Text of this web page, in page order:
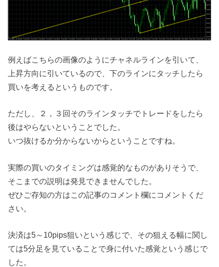
例えばこちらの画像のようにチャネルラインを引いて、
上昇方向に引いているので、下のラインにタッチしたら
買いを考えるというものです。
ただし、２，３回そのラインタッチでトレードをしたら
後はやらないということでした。
いつ抜けるか分からないからということですね。
実際の買いのタイミングは感覚的なものがありそうで、
そこまでの説明は発見できませんでした。
ぜひご存知の方はこの記事のコメント欄にコメントくだ
さい。
決済は5～10pips狙いという感じで、その狙える幅に関し
ては5分足を見ていることで身に付いた感覚という感じで
した。